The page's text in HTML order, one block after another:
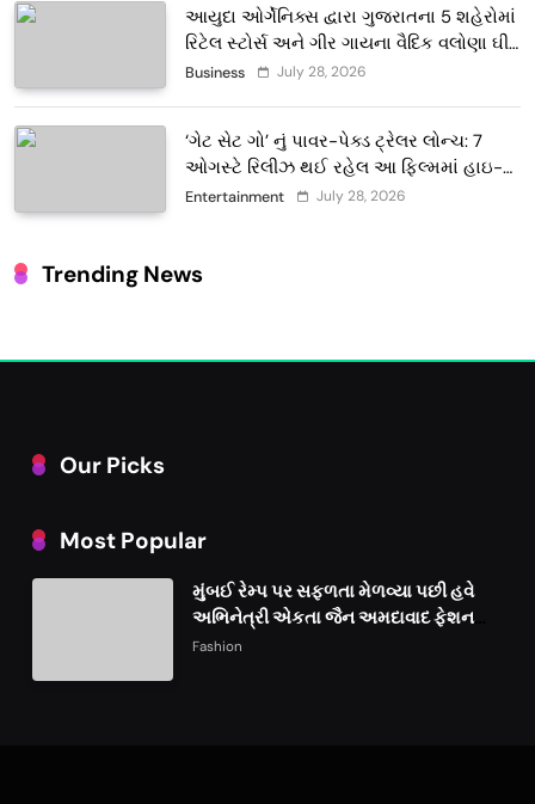
આયુદા ઓર્ગેનિક્સ દ્વારા ગુજરાતના 5 શહેરોમાં
રિટેલ સ્ટોર્સ અને ગીર ગાયના વૈદિક વલોણા ઘી-
દૂધની શુદ્ધ સેવાઓ સાથે વ્યાપક વિસ્તરણ
Business July 28, 2026
‘ગેટ સેટ ગો’ નું પાવર-પેક્ડ ટ્રેલર લોન્ચ: 7
ઓગસ્ટે રિલીઝ થઈ રહેલ આ ફિલ્મમાં હાઇ-
ટેક VFX જોવા મળશે
Entertainment July 28, 2026
Trending News
Our Picks
Most Popular
મુંબઈ રેમ્પ પર સફળતા મેળવ્યા પછી હવે
અભિનેત્રી એકતા જૈન અમદાવાદ ફેશન
વીકમાં પોતાની પ્રતિભા પ્રદર્શિત કરશે
Fashion